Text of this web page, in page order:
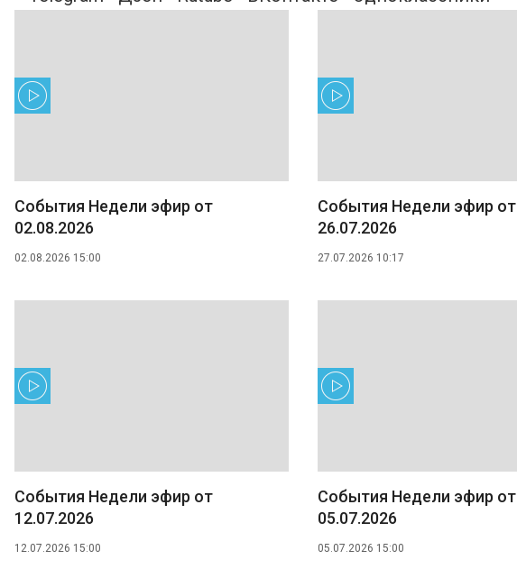
События Недели эфир от
02.08.2026
02.08.2026 15:00
События Недели эфир от
26.07.2026
27.07.2026 10:17
События Недели эфир от
12.07.2026
12.07.2026 15:00
События Недели эфир от
05.07.2026
05.07.2026 15:00